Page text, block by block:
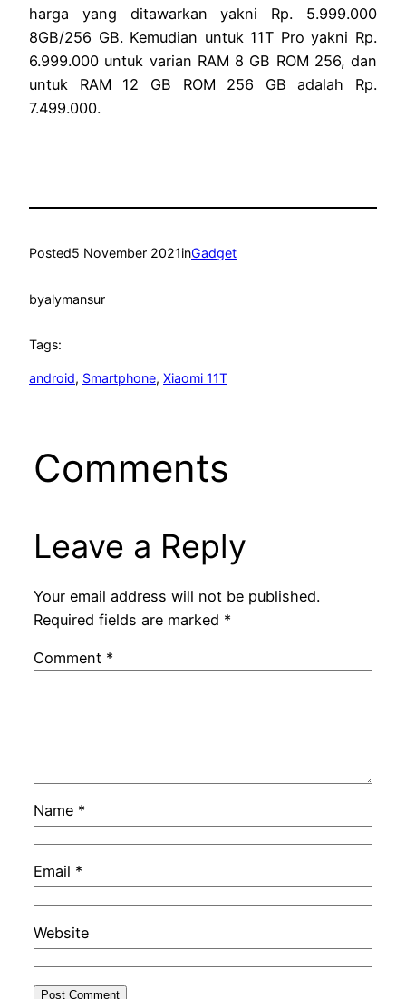
harga yang ditawarkan yakni Rp. 5.999.000
8GB/256 GB. Kemudian untuk 11T Pro yakni Rp.
6.999.000 untuk varian RAM 8 GB ROM 256, dan
untuk RAM 12 GB ROM 256 GB adalah Rp.
7.499.000.
Posted5 November 2021inGadget
byalymansur
Tags:
android, Smartphone, Xiaomi 11T
Comments
Leave a Reply
Your email address will not be published.
Required fields are marked *
Comment *
Name *
Email *
Website